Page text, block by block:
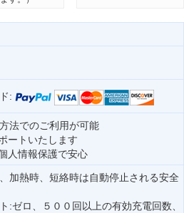
:
法でのご利用が可能
ートいたします
人情報保護で安心
加熱時、短絡時は自動停止される安全
:ゼロ、５００回以上の有効充電回数、